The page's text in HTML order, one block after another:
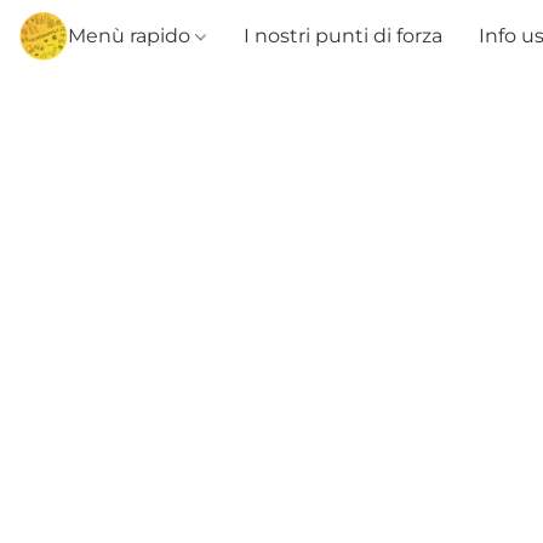
Menù rapido I nostri punti di forza Info